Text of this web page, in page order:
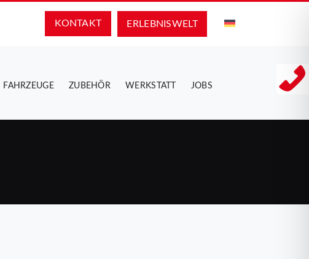
ERLEBNIS­WELT
KONTAKT
FAHRZEUGE ZUBEHÖR WERKSTATT JOBS